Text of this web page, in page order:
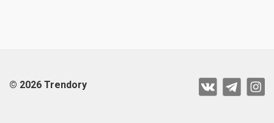
© 2026 Trendory